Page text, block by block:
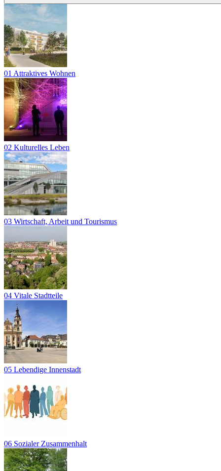
01 Attraktives Wohnen
02 Kulturelles Leben
03 Wirtschaft, Arbeit und Tourismus
04 Vitale Stadtteile
05 Lebendige Innenstadt
06 Sozialer Zusammenhalt